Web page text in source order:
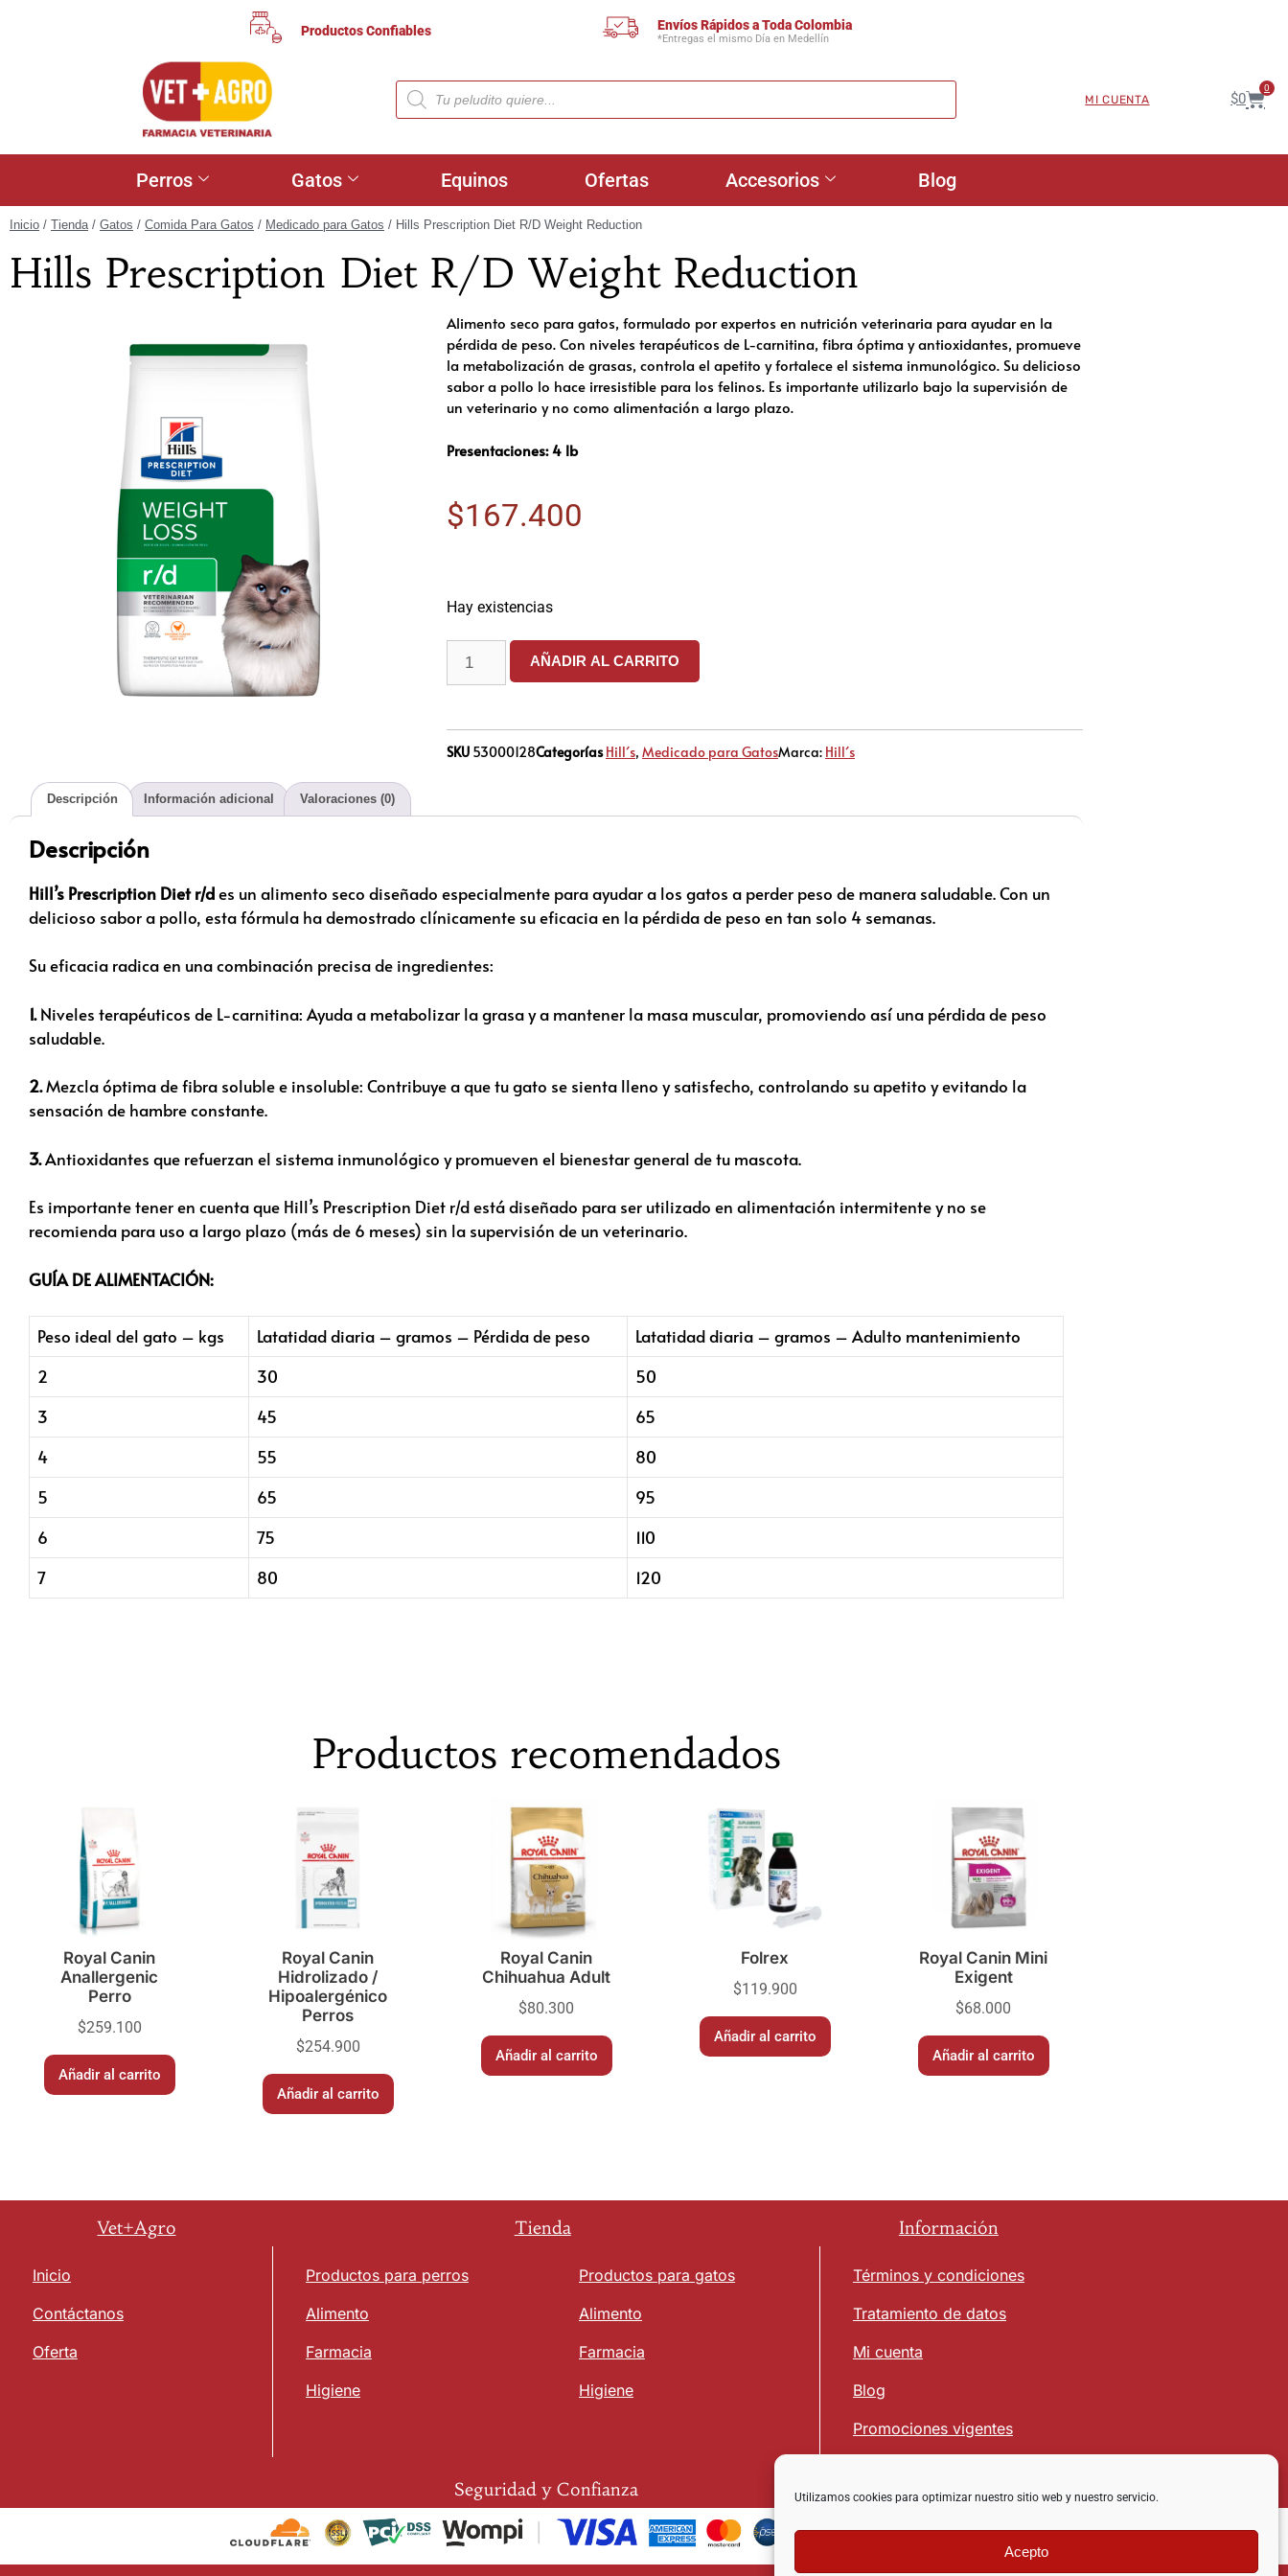
Utilizamos cookies para optimizar nuestro sitio web y nuestro servicio.
Acepto
Productos Confiables Envíos Rápidos a Toda Colombia
*Entregas el mismo Día en Medellín
MI CUENTA $0
0
Perros Gatos Equinos Ofertas Accesorios Blog
Inicio / Tienda/ Gatos / Comida Para Gatos / Medicado para Gatos / Hills Prescription Diet R/D Weight Reduction
Hills Prescription Diet R/D Weight Reduction
Alimento seco para gatos, formulado por expertos en nutrición veterinaria para ayudar en la
pérdida de peso. Con niveles terapéuticos de L-carnitina, fibra óptima y antioxidantes, promueve
la metabolización de grasas, controla el apetito y fortalece el sistema inmunológico. Su delicioso
sabor a pollo lo hace irresistible para los felinos. Es importante utilizarlo bajo la supervisión de
un veterinario y no como alimentación a largo plazo.
Presentaciones: 4 lb
$167.400
Hay existencias
AÑADIR AL CARRITO
SKU 53000128Categorías Hill´s, Medicado para GatosMarca: Hill´s
Descripción Información adicional Valoraciones (0)
Descripción
Hill’s Prescription Diet r/des un alimento seco diseñado especialmente para ayudar a los gatos a perder peso de manera saludable. Con un
delicioso sabor a pollo, esta fórmula ha demostrado clínicamente su eficacia en la pérdida de peso en tan solo 4 semanas.
Su eficacia radica en una combinación precisa de ingredientes:
1.Niveles terapéuticos de L-carnitina: Ayuda a metabolizar la grasa y a mantener la masa muscular, promoviendo así una pérdida de peso
saludable.
2.Mezcla óptima de fibra soluble e insoluble: Contribuye a que tu gato se sienta lleno y satisfecho, controlando su apetito y evitando la
sensación de hambre constante.
3.Antioxidantes que refuerzan el sistema inmunológico y promueven el bienestar general de tu mascota.
Es importante tener en cuenta que Hill’s Prescription Diet r/d está diseñado para ser utilizado en alimentación intermitente y no se
recomienda para uso a largo plazo (más de 6 meses) sin la supervisión de un veterinario.
GUÍA DE ALIMENTACIÓN:
Peso ideal del gato – kgs Latatidad diaria – gramos – Pérdida de peso
Latatidad diaria – gramos – Adulto mantenimiento
2
30
50
3
45
65
4
55
80
5
65
95
6
75
110
7
80 120
Productos recomendados
Royal Canin
Anallergenic
Perro
$259.100
Añadir al carrito
Royal Canin
Hidrolizado /
Hipoalergénico
Perros
$254.900
Añadir al carrito
Royal Canin
Chihuahua Adult
$80.300
Añadir al carrito
Folrex
$119.900
Añadir al carrito
Royal Canin Mini
Exigent
$68.000
Añadir al carrito
Vet+Agro Tienda Información
Inicio
Contáctanos
Oferta
Productos para perros
Alimento
Farmacia
Higiene
Productos para gatos
Alimento
Farmacia
Higiene
Términos y condiciones
Tratamiento de datos
Mi cuenta
Blog
Promociones vigentes
Seguridad y Confianza